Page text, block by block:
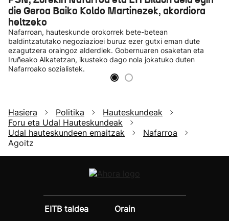
die Geroa Baiko Koldo Martinezek, akordiora
heltzeko
Nafarroan, hauteskunde orokorrek bete-betean
baldintzatutako negoziazioei buruz ezer gutxi eman dute
ezagutzera oraingoz alderdiek. Gobernuaren osaketan eta
Iruñeako Alkatetzan, ikusteko dago nola jokatuko duten
Nafarroako sozialistek.
Hasiera Politika
Hauteskundeak
Foru eta Udal Hauteskundeak
Udal hauteskundeen emaitzak
Nafarroa
Agoitz
EITB taldea
Orain